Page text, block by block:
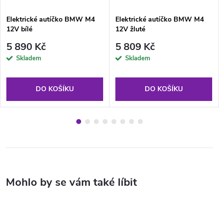
Elektrické autíčko BMW M4
12V bílé
5 890 Kč
Skladem
DO KOŠÍKU
Elektrické autíčko BMW M4
12V žluté
5 809 Kč
Skladem
DO KOŠÍKU